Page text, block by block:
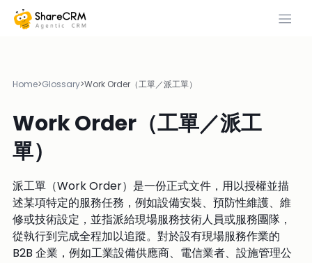
Home>Glossary>Work Order（工單／派工單）
Work Order（工單／派工
單）
派工單（Work Order）是一份正式文件，用以授權並描
述某項特定的服務任務，例如設備安裝、預防性維護、維
修或技術設定，並指派給現場服務技術人員或服務團隊，
從執行到完成全程加以追蹤。對於設有現場服務作業的
B2B 企業，例如工業設備供應商、電信業者、設施管理公